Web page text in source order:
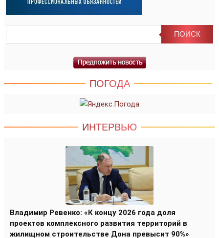
ПОГОДА
ИНТЕРВЬЮ
Владимир Ревенко: «К концу 2026 года доля
проектов комплексного развития территорий в
жилищном строительстве Дона превысит 90%»